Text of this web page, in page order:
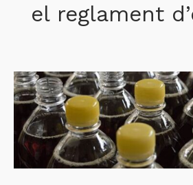
el reglament